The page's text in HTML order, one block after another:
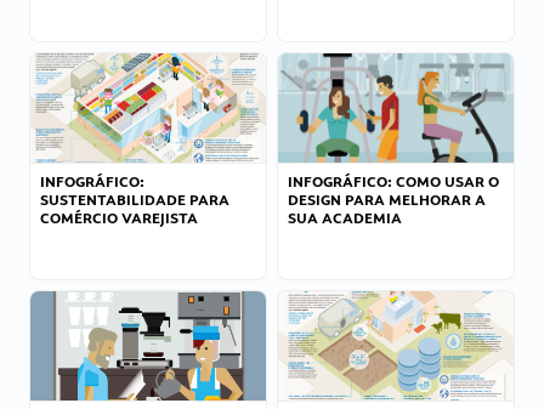
INFOGRÁFICO:
SUSTENTABILIDADE PARA
COMÉRCIO VAREJISTA
INFOGRÁFICO: COMO USAR O
DESIGN PARA MELHORAR A
SUA ACADEMIA